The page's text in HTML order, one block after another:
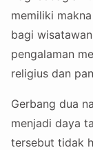
memiliki
bagi
pengalaman
religius dan
Gerbang dua
menjadi daya
tersebut tidak